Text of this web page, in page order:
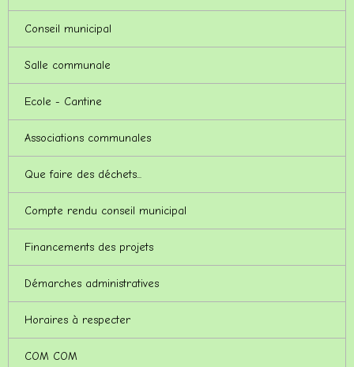
Conseil municipal
Salle communale
Ecole - Cantine
Associations communales
Que faire des déchets...
Compte rendu conseil municipal
Financements des projets
Démarches administratives
Horaires à respecter
COM COM